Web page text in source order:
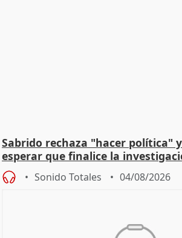
Sabrido rechaza "hacer política"
esperar que finalice la
Sonido Totales 04/08/2026